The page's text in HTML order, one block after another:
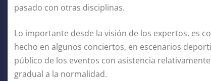
pasado con otras disciplinas.
Lo importante desde la visión de los expertos, es
hecho en algunos conciertos, en escenarios
público de los eventos con asistencia
gradual a la normalidad.